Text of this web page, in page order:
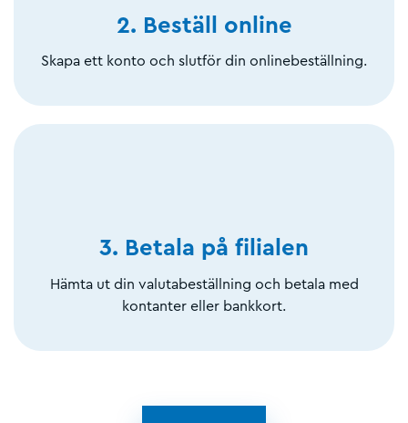
2. Beställ online
Skapa ett konto och slutför din onlinebeställning.
3. Betala på filialen
Hämta ut din valutabeställning och betala med
kontanter eller bankkort.